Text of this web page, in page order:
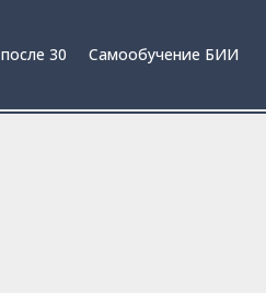
30 Самообучение БИИ